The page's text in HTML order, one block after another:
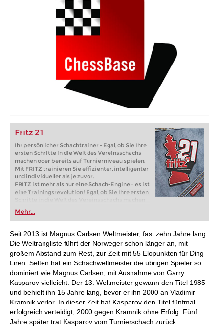
Fritz 21
Ihr persönlicher Schachtrainer - Egal, ob Sie Ihre
ersten Schritte in die Welt des Vereinsschachs
machen oder bereits auf Turnierniveau spielen:
Mit FRITZ trainieren Sie effizienter, intelligenter
und individueller als je zuvor.
FRITZ ist mehr als nur eine Schach-Engine – es ist
eine Trainingsrevolution! Egal, ob Sie Ihre ersten
Schritte in die Welt des Vereinsschachs machen
oder bereits auf Turnierniveau spielen: Mit
FRITZ trainieren Sie effizienter, intelligenter und
individueller als je zuvor.
Mehr...
Seit 2013 ist Magnus Carlsen Weltmeister, fast zehn Jahre lang.
Die Weltrangliste führt der Norweger schon länger an, mit
großem Abstand zum Rest, zur Zeit mit 55 Elopunkten für Ding
Liren. Selten hat ein Schachweltmeister die übrigen Spieler so
dominiert wie Magnus Carlsen, mit Ausnahme von Garry
Kasparov vielleicht. Der 13. Weltmeister gewann den Titel 1985
und behielt ihn 15 Jahre lang, bevor er ihn 2000 an Vladimir
Kramnik verlor. In dieser Zeit hat Kasparov den Titel fünfmal
erfolgreich verteidigt, 2000 gegen Kramnik ohne Erfolg. Fünf
Jahre später trat Kasparov vom Turnierschach zurück.